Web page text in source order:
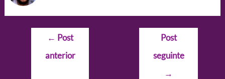
Navegação
Post
← Post
anterior
Post
seguinte
→